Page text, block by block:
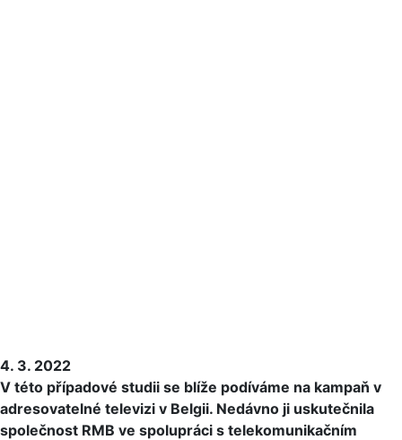
4. 3. 2022
V této případové studii se blíže podíváme na kampaň v
adresovatelné televizi v Belgii. Nedávno ji uskutečnila
společnost RMB ve spolupráci s telekomunikačním